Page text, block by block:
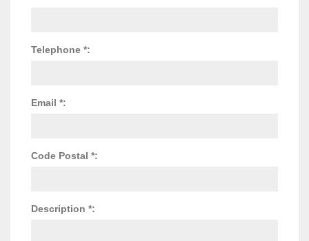
Telephone *:
Email *:
Code Postal *:
Description *: